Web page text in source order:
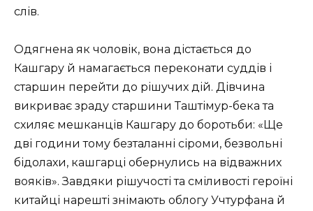
слів.
Одягнена як чоловік, вона дістається до
Кашгару й намагається переконати суддів і
старшин перейти до рішучих дій. Дівчина
викриває зраду старшини Таштімур-бека та
схиляє мешканців Кашгару до боротьби: «Ще
дві години тому безталанні сіроми, безвольні
бідолахи, кашгарці обернулись на відважних
вояків». Завдяки рішучості та сміливості героїні
китайці нарешті знімають облогу Учтурфана й